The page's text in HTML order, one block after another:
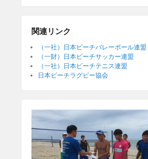
関連リンク
（一社）日本ビーチバレーボール連盟
（一財）日本ビーチサッカー連盟
（一社）日本ビーチテニス連盟
日本ビーチラグビー協会